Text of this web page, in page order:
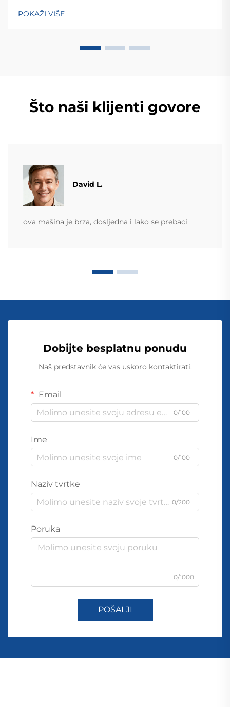
zemalja. Otkrijte njihova inteligentna rješenja za
POKAŽI VIŠE
Što naši klijenti govore
David L.
ova mašina je brza, dosljedna i lako se prebaci
Dobijte besplatnu ponudu
Naš predstavnik će vas uskoro kontaktirati.
Email
0/100
Ime
0/100
Naziv tvrtke
0/200
Poruka
0/1000
POŠALJI